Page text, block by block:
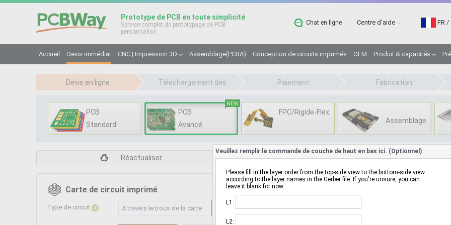
Prototype de PCB en toute simplicité
Service complet de prototypage de PCB
personnalisé.
Chat en ligne Centre d'aide FR /
Accueil Devis immédiat CNC | Impression 3D Assemblage(PCBA) Conception de circuits imprimés OEM Produit & capacités
Devis en ligne
Téléchargement des
Paiement Fabrication
PCB
Standard
PCB
Avancé
NEW
FPC/Rigide-Flex
Assemblage
Réactualiser
Carte de circuit imprimé
Type de circuit: A travers le trous de la carte HDI(trous enterrés/trous borgne)
Veuillez remplir la commande de couche de haut en bas ici. (Optionnel)
Please fill in the layer order from the top-side view to the bottom-side view
according to the layer names in the Gerber file. If you're unsure, you can
leave it blank for now.
L1:
L2: